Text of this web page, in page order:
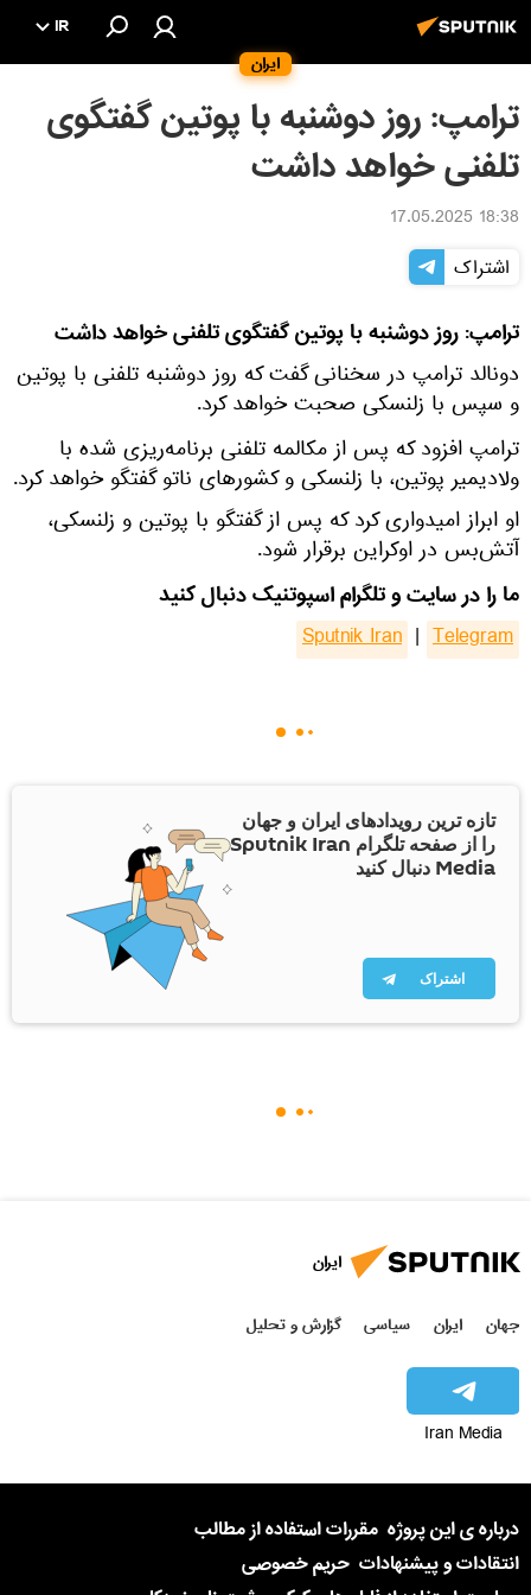
ایران
IR
ترامپ: روز دوشنبه با پوتین گفتگوی
تلفنی خواهد داشت
18:38 17.05.2025
اشتراک
ترامپ: روز دوشنبه با پوتین گفتگوی تلفنی خواهد داشت
دونالد ترامپ در سخنانی گفت که روز دوشنبه تلفنی با پوتین
و سپس با زلنسکی صحبت خواهد کرد.
ترامپ افزود که پس از مکالمه تلفنی برنامه‌ریزی شده با
ولادیمیر پوتین، با زلنسکی و کشورهای ناتو گفتگو خواهد کرد.
او ابراز امیدواری کرد که پس از گفتگو با پوتین و زلنسکی،
آتش‌بس در اوکراین برقرار شود.
ما را در سایت و تلگرام اسپوتنیک دنبال کنید
Sputnik Iran | Telegram
تازه ترین رویدادهای ایران و جهان
را از صفحه تلگرام Sputnik Iran
Media دنبال کنید
اشتراک
ایران
جهان ایران سیاسی گزارش و تحلیل
Iran Media
درباره ی این پروژه مقررات استفاده از مطالب
انتقادات و پیشنهادات حریم خصوصی